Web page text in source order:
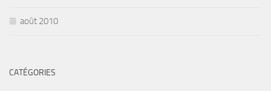
août 2010
CATÉGORIES